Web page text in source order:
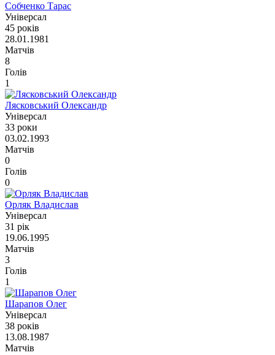
Собченко Тарас
Універсал
45 років
28.01.1981
Матчів
8
Голів
1
Лясковський Олександр
Універсал
33 роки
03.02.1993
Матчів
0
Голів
0
Орляк Владислав
Універсал
31 рік
19.06.1995
Матчів
3
Голів
1
Шарапов Олег
Універсал
38 років
13.08.1987
Матчів